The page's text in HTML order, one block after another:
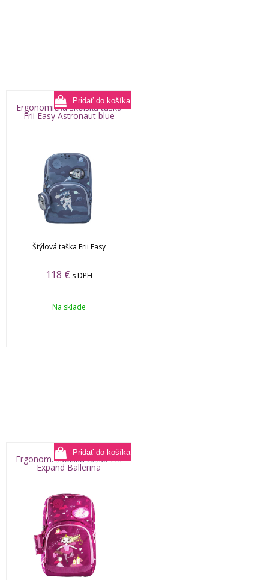
Ergonomická školská taška
Frii Easy Astronaut blue
Štýlová taška Frii Easy
118 € s DPH
Na sklade
Ergonom. školská taška Frii
Expand Ballerina